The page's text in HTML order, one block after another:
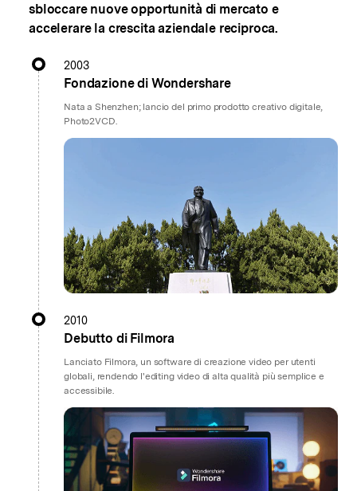
sbloccare nuove opportunità di mercato e
accelerare la crescita aziendale reciproca.
2003
Fondazione di Wondershare
Nata a Shenzhen; lancio del primo prodotto creativo digitale,
Photo2VCD.
2010
Debutto di Filmora
Lanciato Filmora, un software di creazione video per utenti
globali, rendendo l'editing video di alta qualità più semplice e
accessibile.